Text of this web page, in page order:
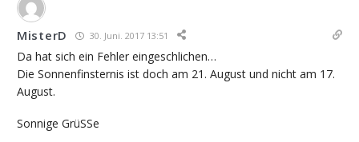
MisterD 30. Juni. 2017 13:51
Da hat sich ein Fehler eingeschlichen…
Die Sonnenfinsternis ist doch am 21. August und nicht am 17.
August.
Sonnige GrüSSe